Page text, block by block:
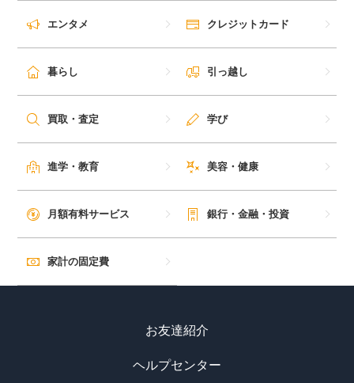
特集一覧
GMOポイ活の使い方
ヘルプセンター
エンタメ クレジットカード
暮らし 引っ越し
買取・査定 学び
進学・教育 美容・健康
月額有料サービス 銀行・金融・投資
家計の固定費
お友達紹介
ヘルプセンター